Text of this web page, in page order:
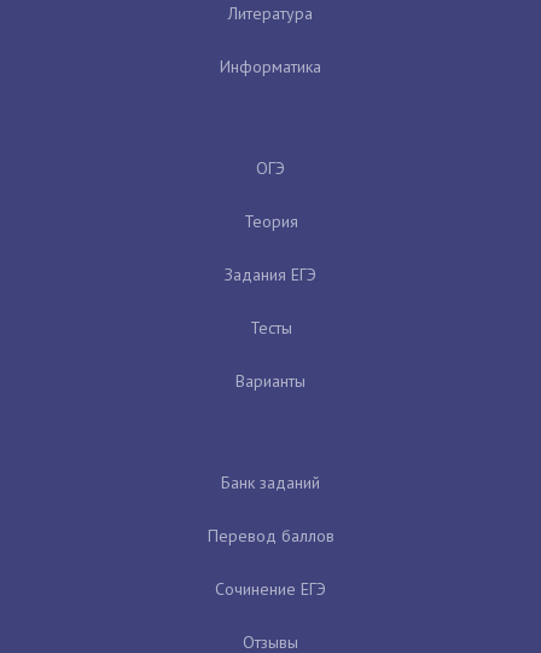
Литература
Информатика
ОГЭ
Теория
Задания ЕГЭ
Тесты
Варианты
Банк заданий
Перевод баллов
Сочинение ЕГЭ
Отзывы